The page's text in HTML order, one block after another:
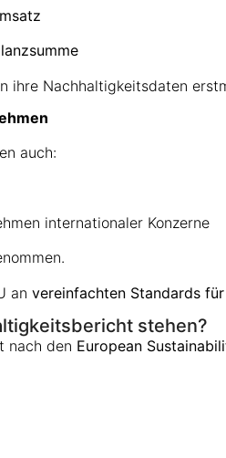
ihre Nachhaltigkeitsdaten
auch:
internationaler Konzerne
an vereinfachten Standards
stehen?
nach den European